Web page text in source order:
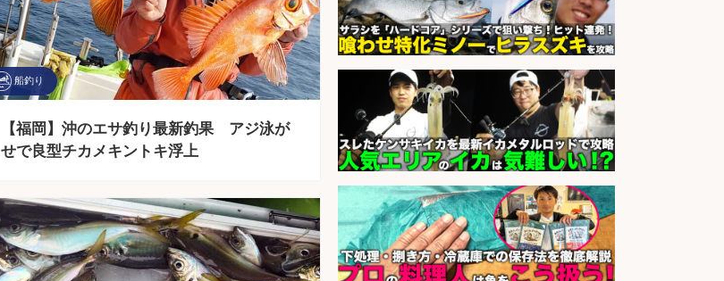
船釣り
【福岡】沖のエサ釣り最新釣果 アジ泳が
せで良型チカメキントキ浮上
ーの物流事務・営業アシスタント/
小野駅から徒歩6分/「時給1,300
円」/大型連休あり×残業なし×土日
祝休み/滋賀県
会社名 株式会社ホットスタッフ滋賀
sponsored by 求人ボックス
市」「時給1,150円〜」志布志市内
でお魚のカットや商品の陳列スタッ
フ/車通勤OK×時間選べる×未経験歓
迎/鹿児島県/志布志市